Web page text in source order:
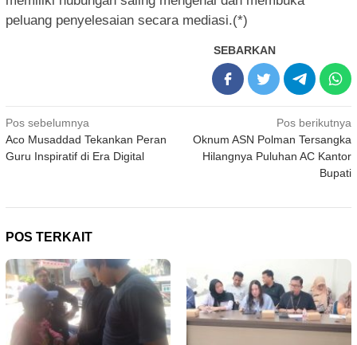
peluang penyelesaian secara mediasi.(*)
SEBARKAN
Navigasi
pos
Pos sebelumnya
Aco Musaddad Tekankan Peran
Guru Inspiratif di Era Digital
Pos berikutnya
Oknum ASN Polman Tersangka
Hilangnya Puluhan AC Kantor
Bupati
POS TERKAIT